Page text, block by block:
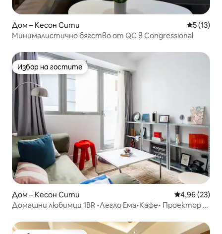
Дом – Кесон Сити Средна
5 (13)
Минималистично бягство от QC в Congressional
Избор на гостите
Избор на гостите
Дом – Кесон Сити Средна
4,96 (23)
Домашни любимци 1BR •Легло Ема•Кафе• Проектор -